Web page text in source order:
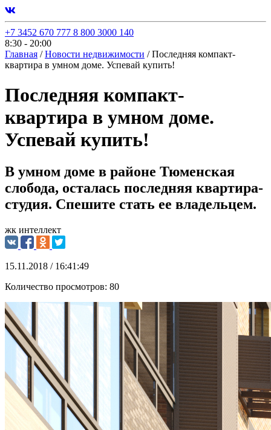
+7 3452 670 777 8 800 3000 140
8:30 - 20:00
Главная / Новости недвижимости / Последняя компакт-
квартира в умном доме. Успевай купить!
Последняя компакт-
квартира в умном доме.
Успевай купить!
В умном доме в районе Тюменская
слобода, осталась последняя квартира-
студия. Спешите стать ее владельцем.
жк интеллект
15.11.2018 / 16:41:49
Количество просмотров: 80